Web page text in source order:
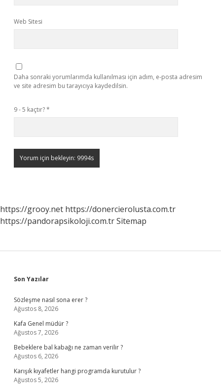
Web Sitesi
Daha sonraki yorumlarımda kullanılması için adım, e-posta adresim
ve site adresim bu tarayıcıya kaydedilsin.
9 - 5 kaçtır?*
https://grooy.net https://donercierolusta.com.tr
https://pandorapsikoloji.com.trSitemap
Sidebar
Son Yazılar
Sözleşme nasıl sona erer ?
Ağustos 8, 2026
Kafa Genel müdür ?
Ağustos 7, 2026
Bebeklere bal kabağı ne zaman verilir ?
Ağustos 6, 2026
Karışık kıyafetler hangi programda kurutulur ?
Ağustos 5, 2026